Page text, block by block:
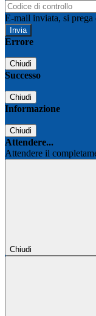
E-mail inviata, si prega
Errore
Chiudi
Successo
Chiudi
Informazione
Chiudi
Attendere...
Attendere il
Chiudi